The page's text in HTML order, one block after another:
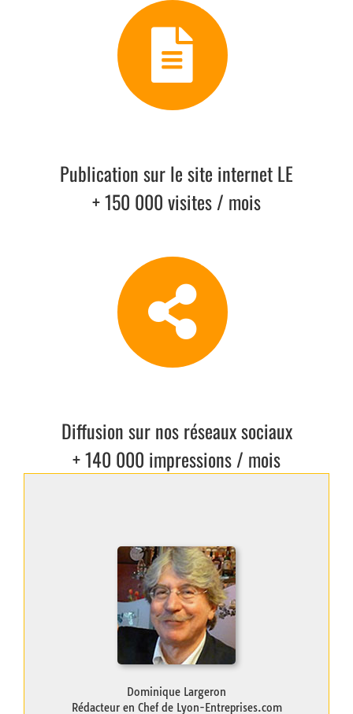
Publication sur le site internet LE
+ 150 000 visites / mois
Diffusion sur nos réseaux sociaux
+ 140 000 impressions / mois
Dominique Largeron
Rédacteur en Chef de Lyon-Entreprises.com